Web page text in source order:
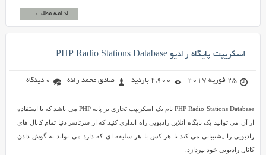
ادامه مطلب...
اسکریپت پایگاه رادیو PHP Radio Stations Database
25 فوریه 2017 2,900 بازدید صادق محمد زاده 0 دیدگاه
PHP Radio Stations Database نام یک اسکریپت تجاری بر پایه PHP می باشد که با استفاده
از آن می توانید یک پایگاه آنلاین رادیویی راه اندازی کنید که از سرتاسر دنیا تمام کانال های
رادیویی را پشتیبانی می کند تا هر کس با هر سلیقه ای که دارد می تواند به گوش دادن
کانال رادیویی خود بپردازد.